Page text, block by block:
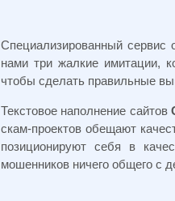
Специализированный сервис
нами три жалкие имитации,
чтобы сделать правильные
Текстовое наполнение сайтов
скам-проектов обещают
позиционируют себя в
мошенников ничего общего с